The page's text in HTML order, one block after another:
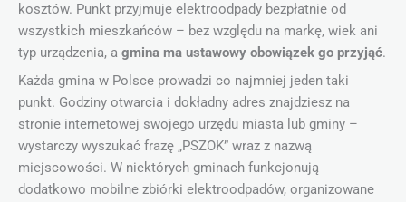
kosztów. Punkt przyjmuje elektroodpady bezpłatnie od
wszystkich mieszkańców – bez względu na markę, wiek ani
typ urządzenia, a gmina ma ustawowy obowiązek go przyjąć.
Każda gmina w Polsce prowadzi co najmniej jeden taki
punkt. Godziny otwarcia i dokładny adres znajdziesz na
stronie internetowej swojego urzędu miasta lub gminy –
wystarczy wyszukać frazę „PSZOK” wraz z nazwą
miejscowości. W niektórych gminach funkcjonują
dodatkowo mobilne zbiórki elektroodpadów, organizowane